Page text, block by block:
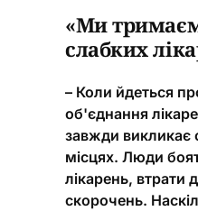
«Ми
слабких
– Коли йдеться
об'єднання
завжди викликає
місцях. Люди
лікарень, втрати
скорочень.